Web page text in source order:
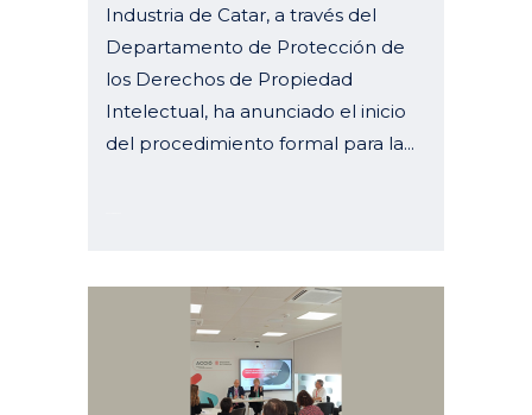
Industria de Catar, a través del
Departamento de Protección de
los Derechos de Propiedad
Intelectual, ha anunciado el inicio
del procedimiento formal para la...